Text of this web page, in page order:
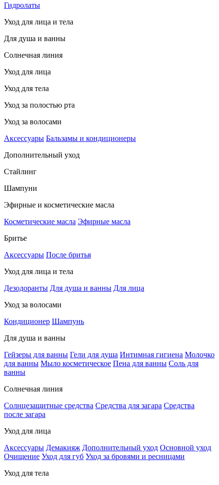
Гидролаты
Уход для лица и тела
Для душа и ванны
Солнечная линия
Уход для лица
Уход для тела
Уход за полостью рта
Уход за волосами
Аксессуары Бальзамы и кондиционеры
Дополнительный уход
Стайлинг
Шампуни
Эфирные и косметические масла
Косметические масла Эфирные масла
Бритье
Аксессуары После бритья
Уход для лица и тела
Дезодоранты Для душа и ванны Для лица
Уход за волосами
Кондиционер Шампунь
Для душа и ванны
Гейзеры для ванны Гели для душа Интимная гигиена Молочко
для ванны Мыло косметическое Пена для ванны Соль для
ванны
Солнечная линия
Солнцезащитные средства Средства для загара Средства
после загара
Уход для лица
Аксессуары Демакияж Дополнительный уход Основной уход
Очищение Уход для губ Уход за бровями и ресницами
Уход для тела